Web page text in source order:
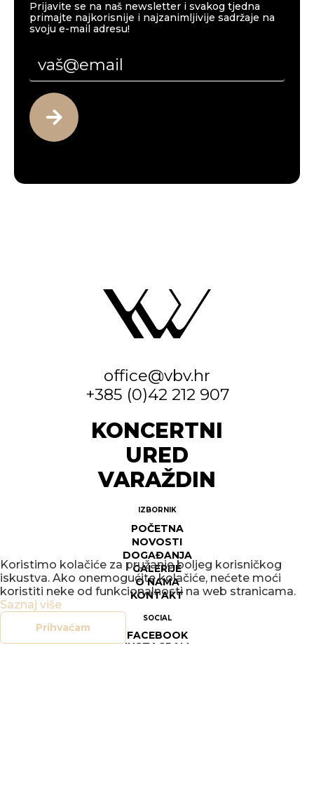
Prijavite se na naš newsletter i svakog tjedna
primajte najkorisnije i najzanimljivije sadržaje na
svoju e-mail adresu!
office@vbv.hr
+385 (0)42 212 907
KONCERTNI
URED
VARAŽDIN
IZBORNIK
POČETNA
NOVOSTI
DOGAĐANJA
GALERIJE
O NAMA
KONTAKT
SOCIAL
FACEBOOK
INSTAGRAM
Koristimo kolačiće za pružanje boljeg korisničkog
iskustva. Ako onemogućite kolačiće, nećete moći
koristiti neke od funkcionalnosti na web stranicama.
Saznaj više
Prihvaćam